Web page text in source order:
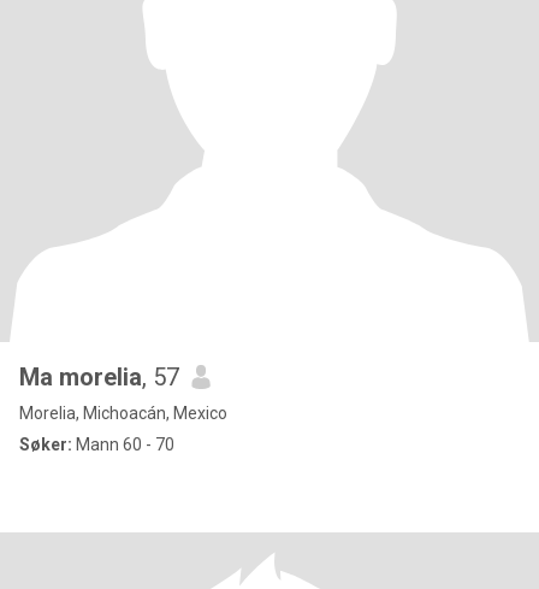
Ma morelia, 57
Morelia, Michoacán, Mexico
Søker: Mann 60 - 70